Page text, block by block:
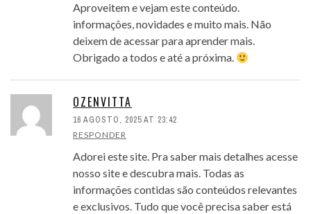
Aproveitem e vejam este conteúdo.
informações, novidades e muito mais. Não
deixem de acessar para aprender mais.
Obrigado a todos e até a próxima.
OZENVITTA
16 AGOSTO, 2025 AT 23:42
RESPONDER
Adorei este site. Pra saber mais detalhes acesse
nosso site e descubra mais. Todas as
informações contidas são conteúdos relevantes
e exclusivos. Tudo que você precisa saber está